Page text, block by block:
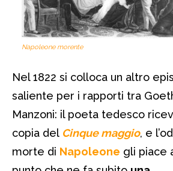
Napoleone morente
Nel 1822 si colloca un altro
saliente per i rapporti tra
Manzoni: il poeta tedesco
copia del Cinque maggio, e
morte di Napoleone gli piace